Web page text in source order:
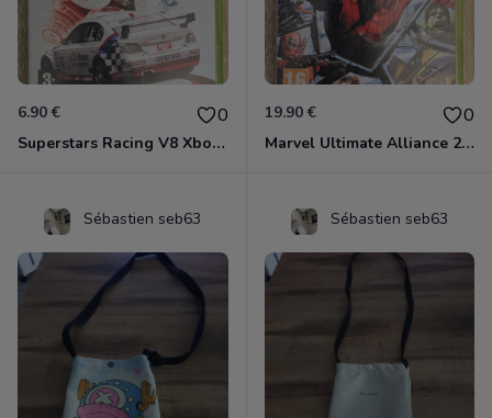
6.90 € 0
Superstars Racing V8 Xbox 360
19.90 € 0
Marvel Ultimate Alliance 2 Xbox 360
Sébastien seb63 Sébastien seb63